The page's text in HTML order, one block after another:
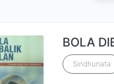
BOLA
Sindhunata